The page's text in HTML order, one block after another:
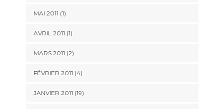
MAI 2011 (1)
AVRIL 2011 (1)
MARS 2011 (2)
FÉVRIER 2011 (4)
JANVIER 2011 (19)